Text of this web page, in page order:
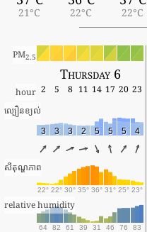
21°C 22°C 22°C
PM2.5
Thursday 6
hour 2 5 8 11 14 17 20 23
ល្បឿនខ្យល់
3 3 3 2 5 5 5 4
សីតុណ្ហភាព
22° 22° 30° 35° 36° 31° 25° 23°
relative humidity
64 82 61 39 31 46 76 83